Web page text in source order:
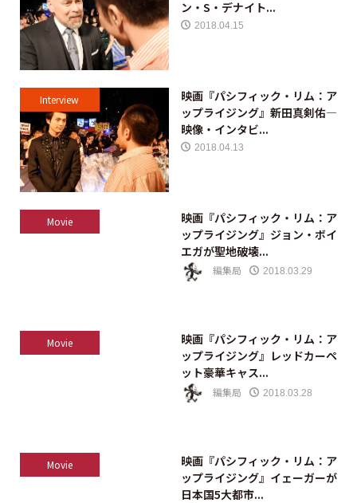
ン・S・デナイト...
2018.04.15
Interview
映画『パシフィック・リム：ア
ップライジング』新田真剣佑―
映像・インタビ...
2018.04.13
Movie
映画『パシフィック・リム：ア
ップライジング』ジョン・ボイ
エガが聖地破壊...
編集局 2018.03.29
Movie
映画『パシフィック・リム：ア
ップライジング』レッドカーペ
ット豪華キャス...
編集局 2018.03.28
Movie
映画『パシフィック・リム：ア
ップライジング』イェーガーが
日本国5大都市...